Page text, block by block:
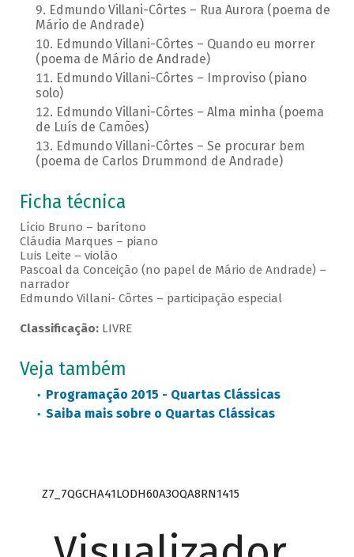
Edmundo Villani-Côrtes – Rua Aurora (poema de
Mário de Andrade)
Edmundo Villani-Côrtes – Quando eu morrer
(poema de Mário de Andrade)
Edmundo Villani-Côrtes – Improviso (piano
solo)
Edmundo Villani-Côrtes – Alma minha (poema
de Luís de Camões)
Edmundo Villani-Côrtes – Se procurar bem
(poema de Carlos Drummond de Andrade)
Ficha técnica
Lício Bruno – barítono
Cláudia Marques – piano
Luis Leite – violão
Pascoal da Conceição (no papel de Mário de Andrade) –
narrador
Edmundo Villani- Côrtes – participação especial
Classificação:LIVRE
Veja também
Programação 2015 - Quartas Clássicas
Saiba mais sobre o Quartas Clássicas
Z7_7QGCHA41LODH60A3OQA8RN1415